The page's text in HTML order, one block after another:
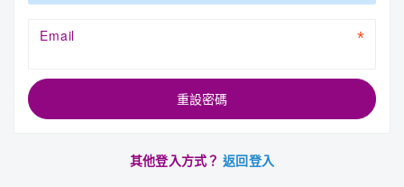
Email
重設密碼
其他登入方式？ 返回登入